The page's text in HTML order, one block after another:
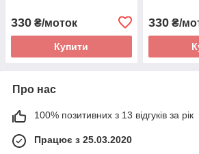
330 ₴/моток
Купити
330₴/
Про нас
100% позитивних з 13 відгуків за рік
Працює з 25.03.2020